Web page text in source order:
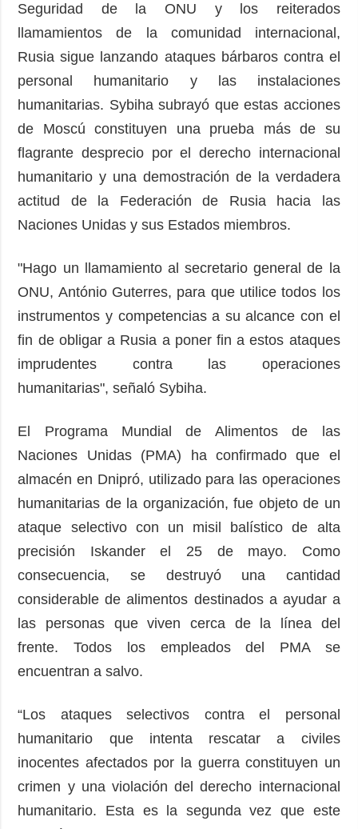
Seguridad de la ONU y los reiterados
llamamientos de la comunidad internacional,
Rusia sigue lanzando ataques bárbaros contra el
personal humanitario y las instalaciones
humanitarias. Sybiha subrayó que estas acciones
de Moscú constituyen una prueba más de su
flagrante desprecio por el derecho internacional
humanitario y una demostración de la verdadera
actitud de la Federación de Rusia hacia las
Naciones Unidas y sus Estados miembros.
"Hago un llamamiento al secretario general de la
ONU, António Guterres, para que utilice todos los
instrumentos y competencias a su alcance con el
fin de obligar a Rusia a poner fin a estos ataques
imprudentes contra las operaciones
humanitarias", señaló Sybiha.
El Programa Mundial de Alimentos de las
Naciones Unidas (PMA) ha confirmado que el
almacén en Dnipró, utilizado para las operaciones
humanitarias de la organización, fue objeto de un
ataque selectivo con un misil balístico de alta
precisión Iskander el 25 de mayo. Como
consecuencia, se destruyó una cantidad
considerable de alimentos destinados a ayudar a
las personas que viven cerca de la línea del
frente. Todos los empleados del PMA se
encuentran a salvo.
“Los ataques selectivos contra el personal
humanitario que intenta rescatar a civiles
inocentes afectados por la guerra constituyen un
crimen y una violación del derecho internacional
humanitario. Esta es la segunda vez que este